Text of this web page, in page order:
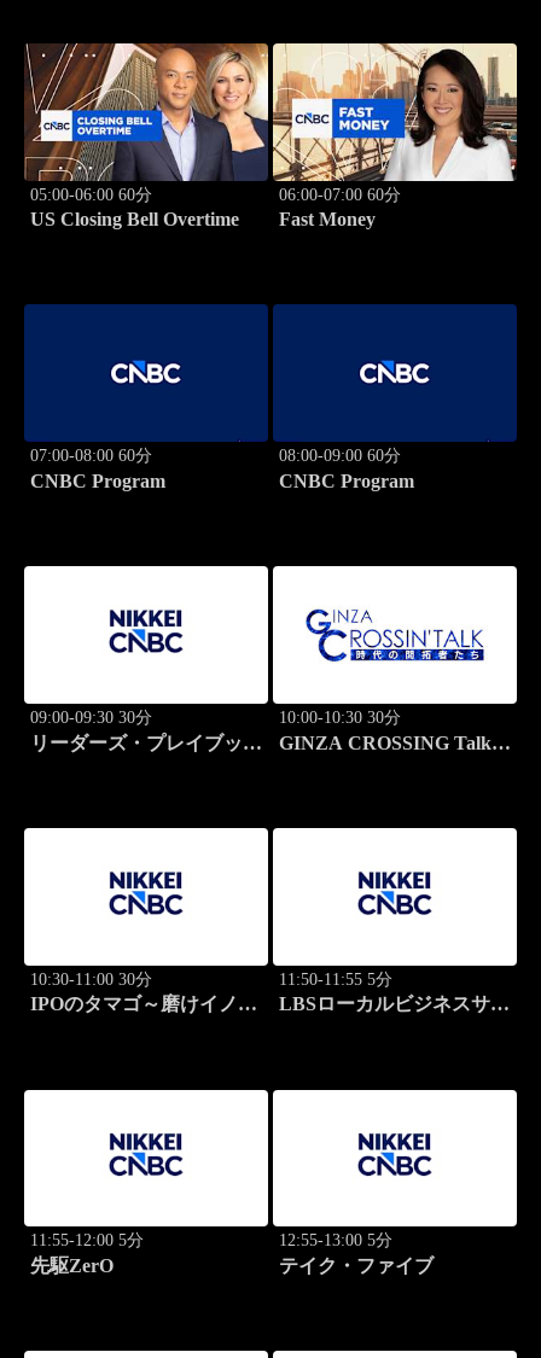
05:00-06:00 60分
US Closing Bell Overtime
06:00-07:00 60分
Fast Money
07:00-08:00 60分
CNBC Program
08:00-09:00 60分
CNBC Program
09:00-09:30 30分
リーダーズ・プレイブック
10:00-10:30 30分
GINZA CROSSING Talk
10:30-11:00 30分
IPOのタマゴ～磨けイノベ
11:50-11:55 5分
LBSローカルビジネスサテ
11:55-12:00 5分
先駆ZerO
12:55-13:00 5分
テイク・ファイブ